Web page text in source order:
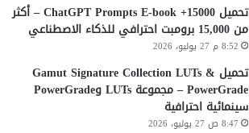
تحميل 15000+ ChatGPT Prompts E-book – أكثر
من 15,000 برومبت احترافي للذكاء الاصطناعي
8:52 م 27 يوليو، 2026
تحميل Gamut Signature Collection LUTs &
PowerGrade – مجموعة LUTs وPowerGrade
سينمائية احترافية
8:47 ص 27 يوليو، 2026